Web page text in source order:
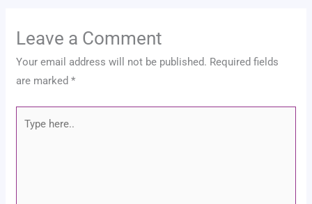
Leave a Comment
Your email address will not be published. Required fields
are marked*
Type